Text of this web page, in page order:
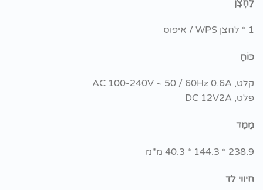
לַחְצָן
1 * לחצן WPS / איפוס
כּוֹחַ
קלט, AC 100-240V ~ 50 / 60Hz 0.6A
פלט, DC 12V2A
מֵמַד
238.9 * 144.3 * 40.3 מ"מ
חיווי לד